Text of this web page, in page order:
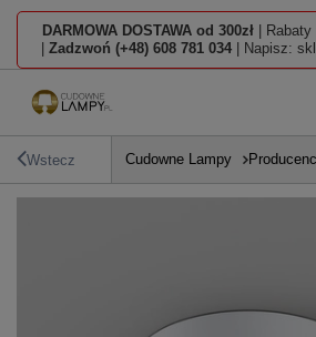
DARMOWA DOSTAWA od 300zł |
Zadzwoń (+48) 608 781 034 | Napisz:
Wstecz Cudowne Lampy